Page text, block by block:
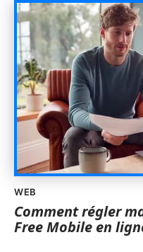
WEB
Comment régler
Free Mobile en